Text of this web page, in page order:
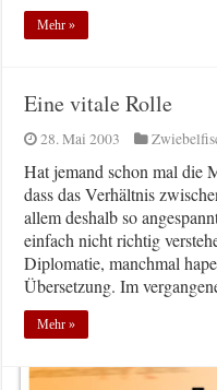
Mehr »
Eine vitale Rolle
28. Mai 2003
Hat jemand schon mal die
dass das Verhältnis
allem deshalb so
einfach nicht richtig
Diplomatie, manchmal
Übersetzung. Im
Mehr »